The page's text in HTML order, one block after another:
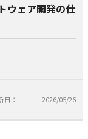
ウェア開発の仕
日： 2026/05/26